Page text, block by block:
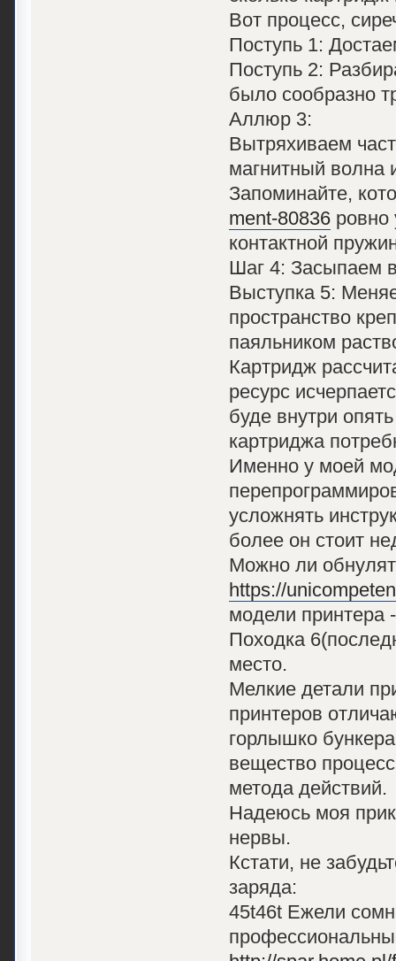
Вот процесс,
Поступь 1:
Поступь 2:
было сообразно
Аллюр 3:
Вытряхиваем
магнитный волна
Запоминайте,
ment-80836ровно
контактной
Шаг 4: Засыпаем
Выступка 5:
пространство
паяльником
Картридж
ресурс
буде внутри
картриджа
Именно у моей
усложнять
более он стоит
Можно ли
https://
модели принтера
Походка
место.
Мелкие детали
принтеров
горлышко
вещество
метода действий.
Надеюсь моя
нервы.
Кстати, не
заряда:
45t46t Ежели